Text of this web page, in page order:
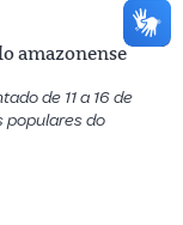
amazonense
de 11 a 16 de
do